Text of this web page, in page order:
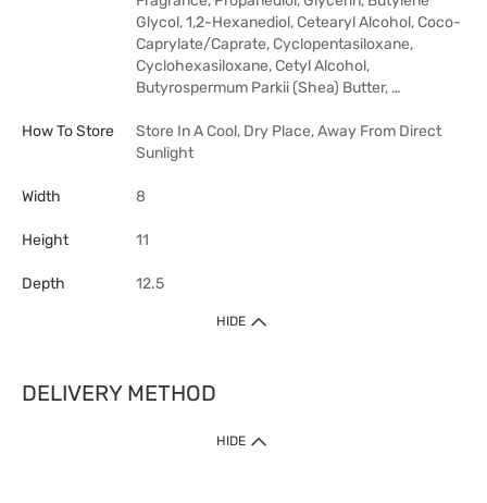
Glycol, 1,2-Hexanediol, Cetearyl Alcohol, Coco-
Caprylate/Caprate, Cyclopentasiloxane,
Cyclohexasiloxane, Cetyl Alcohol,
Butyrospermum Parkii (Shea) Butter, …
How To Store
Store In A Cool, Dry Place, Away From Direct
Sunlight
Width 8
Height 11
Depth 12.5
HIDE
DELIVERY METHOD
HIDE